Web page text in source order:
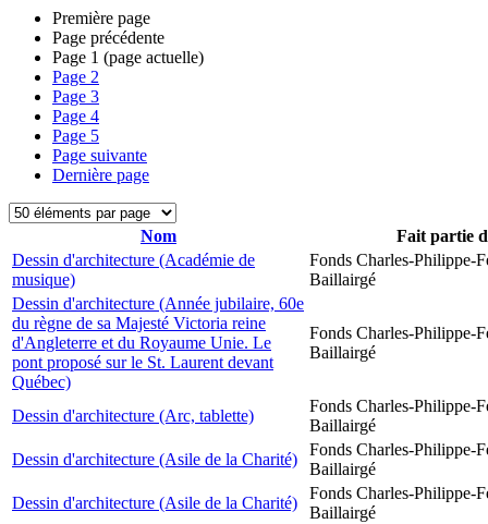
Première page
Page précédente
Page 1 (page actuelle)
Page 2
Page 3
Page 4
Page 5
Page suivante
Dernière page
Nom
Fait partie
Dessin d'architecture (Académie de
musique)
Fonds Charles-Philippe-
Baillairgé
Dessin d'architecture (Année jubilaire, 60e
du règne de sa Majesté Victoria reine
d'Angleterre et du Royaume Unie. Le
pont proposé sur le St. Laurent devant
Québec)
Fonds Charles-Philippe-
Baillairgé
Dessin d'architecture (Arc, tablette)
Fonds Charles-Philippe-
Baillairgé
Dessin d'architecture (Asile de la Charité)
Fonds Charles-Philippe-
Baillairgé
Dessin d'architecture (Asile de la Charité)
Fonds Charles-Philippe-
Baillairgé